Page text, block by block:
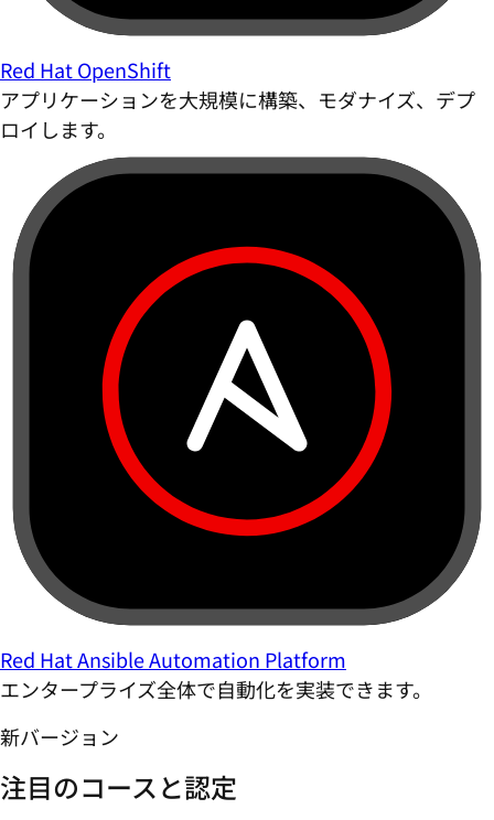
Red Hat OpenShift
アプリケーションを大規模に構築、モダナイズ、デプ
ロイします。
Red Hat Ansible Automation Platform
エンタープライズ全体で自動化を実装できます。
新バージョン
注目のコースと認定